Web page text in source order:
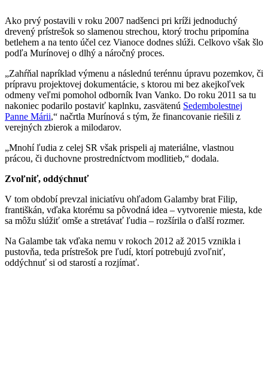
Ako prvý postavili v roku 2007 nadšenci pri kríži jednoduchý
drevený prístrešok so slamenou strechou, ktorý trochu pripomína
betlehem a na tento účel cez Vianoce dodnes slúži. Celkovo však šlo
podľa Murínovej o dlhý a náročný proces.
„Zahŕňal napríklad výmenu a následnú terénnu úpravu pozemkov, či
prípravu projektovej dokumentácie, s ktorou mi bez akejkoľvek
odmeny veľmi pomohol odborník Ivan Vanko. Do roku 2011 sa tu
nakoniec podarilo postaviť kaplnku, zasvätenú Sedembolestnej
Panne Márii,“ načrtla Murínová s tým, že financovanie riešili z
verejných zbierok a milodarov.
„Mnohí ľudia z celej SR však prispeli aj materiálne, vlastnou
prácou, či duchovne prostredníctvom modlitieb,“ dodala.
Zvoľniť, oddýchnuť
V tom období prevzal iniciatívu ohľadom Galamby brat Filip,
františkán, vďaka ktorému sa pôvodná idea – vytvorenie miesta, kde
sa môžu slúžiť omše a stretávať ľudia – rozšírila o ďalší rozmer.
Na Galambe tak vďaka nemu v rokoch 2012 až 2015 vznikla i
pustovňa, teda prístrešok pre ľudí, ktorí potrebujú zvoľniť,
oddýchnuť si od starostí a rozjímať.